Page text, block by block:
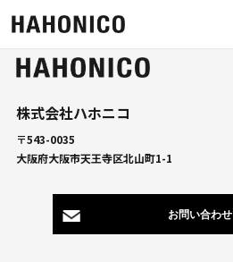
株式会社ハホニコ
〒543-0035
大阪府大阪市天王寺区北山町1-1
お問い合わせ